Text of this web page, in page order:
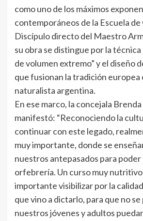
como uno de los máximos
contemporáneos de la Escuela de
Discípulo directo del Maestro
su obra se distingue por la técnica
de volumen extremo” y el diseño
que fusionan la tradición europea
naturalista argentina.
En ese marco, la concejala
manifestó: “Reconociendo la
continuar con este legado,
muy importante, donde se
nuestros antepasados para
orfebrería. Un curso muy nutritivo
importante visibilizar por la
que vino a dictarlo, para que no
nuestros jóvenes y adultos